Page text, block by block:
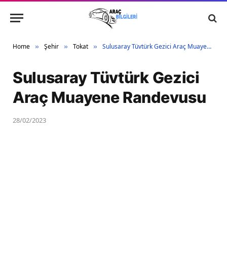
Home » Şehir » Tokat » Sulusaray Tüvtürk Gezici Araç Muayene Randevusu
Sulusaray Tüvtürk Gezici
Araç Muayene Randevusu
28/02/2023